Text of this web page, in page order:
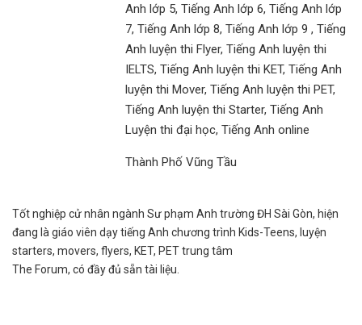
Anh lớp 5, Tiếng Anh lớp 6, Tiếng Anh lớp
7, Tiếng Anh lớp 8, Tiếng Anh lớp 9 , Tiếng
Anh luyện thi Flyer, Tiếng Anh luyện thi
IELTS, Tiếng Anh luyện thi KET, Tiếng Anh
luyện thi Mover, Tiếng Anh luyện thi PET,
Tiếng Anh luyện thi Starter, Tiếng Anh
Luyện thi đại học, Tiếng Anh online
Thành Phố Vũng Tầu
Tốt nghiệp cử nhân ngành Sư phạm Anh trường ĐH Sài Gòn, hiện
đang là giáo viên dạy tiếng Anh chương trình Kids-Teens, luyện
starters, movers, flyers, KET, PET trung tâm
The Forum, có đầy đủ sẵn tài liệu.